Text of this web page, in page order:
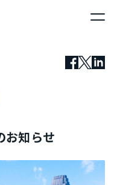
お知らせ